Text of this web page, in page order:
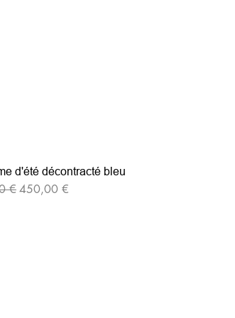
d'été décontracté bleu
€Prix promotionnel
450,00 €